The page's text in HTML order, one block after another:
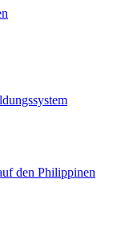
den Philippinen